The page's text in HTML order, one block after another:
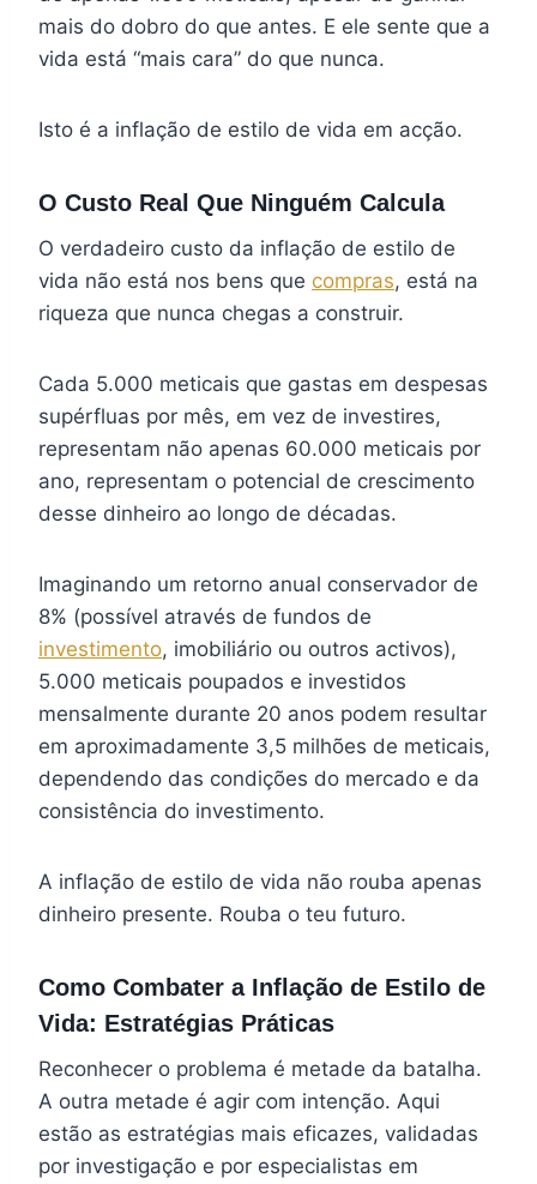
mais do dobro do que antes. E ele sente que a
vida está “mais cara” do que nunca.
Isto é a inflação de estilo de vida em acção.
O Custo Real Que Ninguém Calcula
O verdadeiro custo da inflação de estilo de
vida não está nos bens que compras, está na
riqueza que nunca chegas a construir.
Cada 5.000 meticais que gastas em despesas
supérfluas por mês, em vez de investires,
representam não apenas 60.000 meticais por
ano, representam o potencial de crescimento
desse dinheiro ao longo de décadas.
Imaginando um retorno anual conservador de
8% (possível através de fundos de
investimento, imobiliário ou outros activos),
5.000 meticais poupados e investidos
mensalmente durante 20 anos podem resultar
em aproximadamente 3,5 milhões de meticais,
dependendo das condições do mercado e da
consistência do investimento.
A inflação de estilo de vida não rouba apenas
dinheiro presente. Rouba o teu futuro.
Como Combater a Inflação de Estilo de
Vida: Estratégias Práticas
Reconhecer o problema é metade da batalha.
A outra metade é agir com intenção. Aqui
estão as estratégias mais eficazes, validadas
por investigação e por especialistas em